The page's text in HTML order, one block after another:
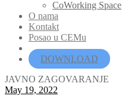
CoWorking Space
O nama
Kontakt
Posao u CEMu
DOWNLOAD
JAVNO ZAGOVARANJE
May 19, 2022